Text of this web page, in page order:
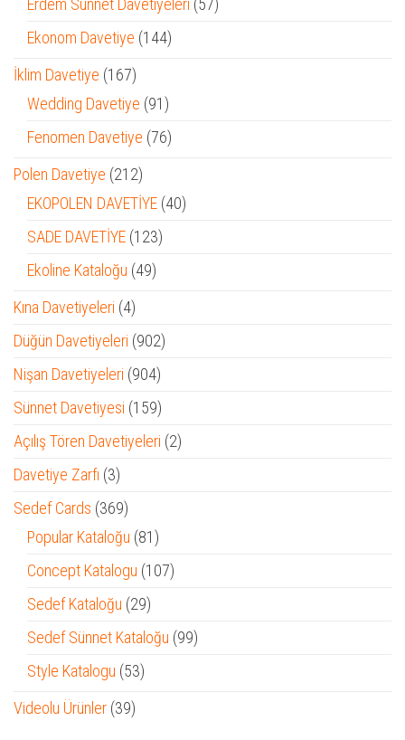
Erdem Sünnet Davetiyeleri 57
Ekonom Davetiye 144144
İklim Davetiye 167167
ürün
Wedding Davetiye 9191
ürün
Fenomen Davetiye 7676
Polen Davetiye 212212
ürün
EKOPOLEN DAVETİYE 4040
SADE DAVETİYE 123123
Ekoline Kataloğu 4949
Kına Davetiyeleri 44
ürün
Düğün Davetiyeleri 902902
Nişan Davetiyeleri 904904
ürün
Sünnet Davetiyesi 159159
ürün
Açılış Tören Davetiyeleri 22
Davetiye Zarfı 33
ürün
Sedef Cards 369369
ürün
Popular Kataloğu 8181
ürün
Concept Katalogu 107107
Sedef Kataloğu 2929
ürün
Sedef Sünnet Kataloğu 9999
Style Katalogu 5353
Videolu Ürünler 3939